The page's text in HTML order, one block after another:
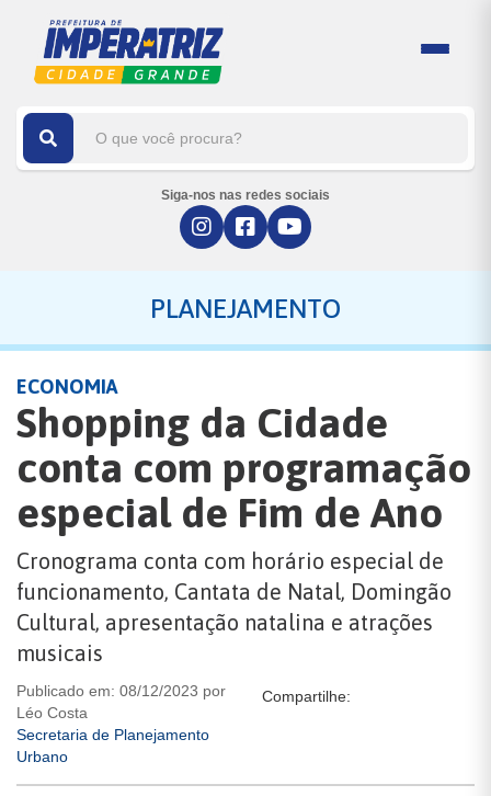
Siga-nos nas redes sociais
PLANEJAMENTO
ECONOMIA
Shopping da Cidade
conta com programação
especial de Fim de Ano
Cronograma conta com horário especial de
funcionamento, Cantata de Natal, Domingão
Cultural, apresentação natalina e atrações
musicais
Publicado em: 08/12/2023 por
Léo Costa
Secretaria de Planejamento
Urbano
Compartilhe: